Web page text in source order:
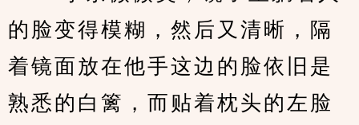
的脸变得模糊，然后又清晰，隔
着镜面放在他手这边的脸依旧是
熟悉的白篱，而贴着枕头的左脸